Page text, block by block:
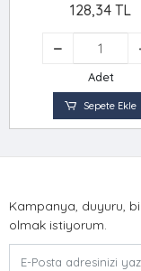
128,34 TL
Adet
Sepete Ekle
Kampanya, duyuru,
olmak istiyorum.